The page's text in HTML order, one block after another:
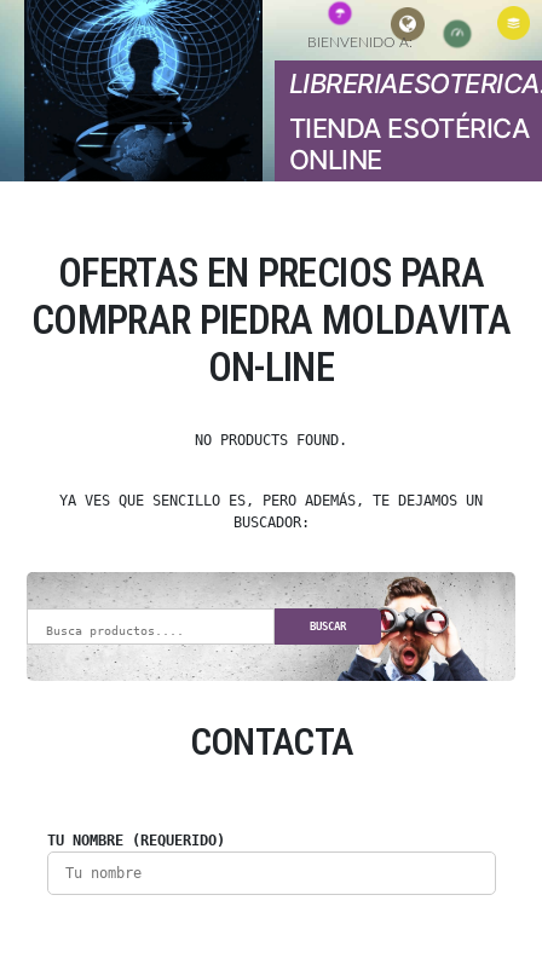
TIENDA ESOTÉRICA
ONLINE
BIENVENIDO A:
OFERTAS EN PRECIOS PARA
COMPRAR PIEDRA MOLDAVITA
ON-LINE
NO PRODUCTS FOUND.
YA VES QUE SENCILLO ES, PERO ADEMÁS, TE DEJAMOS UN
BUSCADOR:
BUSCAR
CONTACTA
TU NOMBRE (REQUERIDO)